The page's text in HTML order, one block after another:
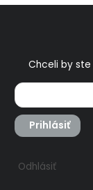
Chceli by
Prihlásiť
Odhlásiť